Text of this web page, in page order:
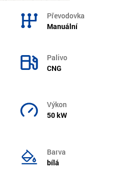
Převodovka
Manuální
Palivo
CNG
Výkon
50 kW
Barva
bílá